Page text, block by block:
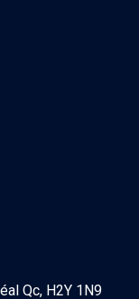
Qc, H2Y 1N9